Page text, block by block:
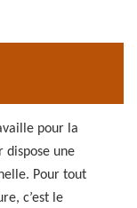
pour la
dispose une
Pour tout
c’est le